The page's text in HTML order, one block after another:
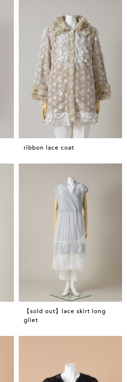
ribbon lace coat
【sold out】lace skirt long
gilet